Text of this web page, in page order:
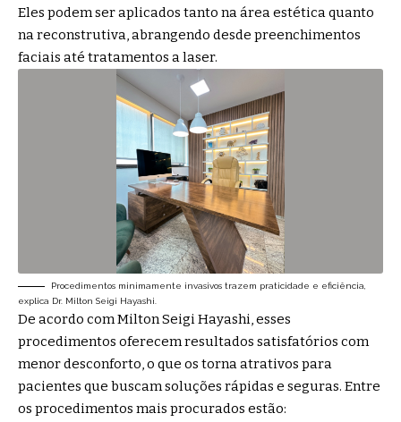
Eles podem ser aplicados tanto na área estética quanto
na reconstrutiva, abrangendo desde preenchimentos
faciais até tratamentos a laser.
Procedimentos minimamente invasivos trazem praticidade e eficiência,
explica Dr. Milton Seigi Hayashi.
De acordo com Milton Seigi Hayashi, esses
procedimentos oferecem resultados satisfatórios com
menor desconforto, o que os torna atrativos para
pacientes que buscam soluções rápidas e seguras. Entre
os procedimentos mais procurados estão: